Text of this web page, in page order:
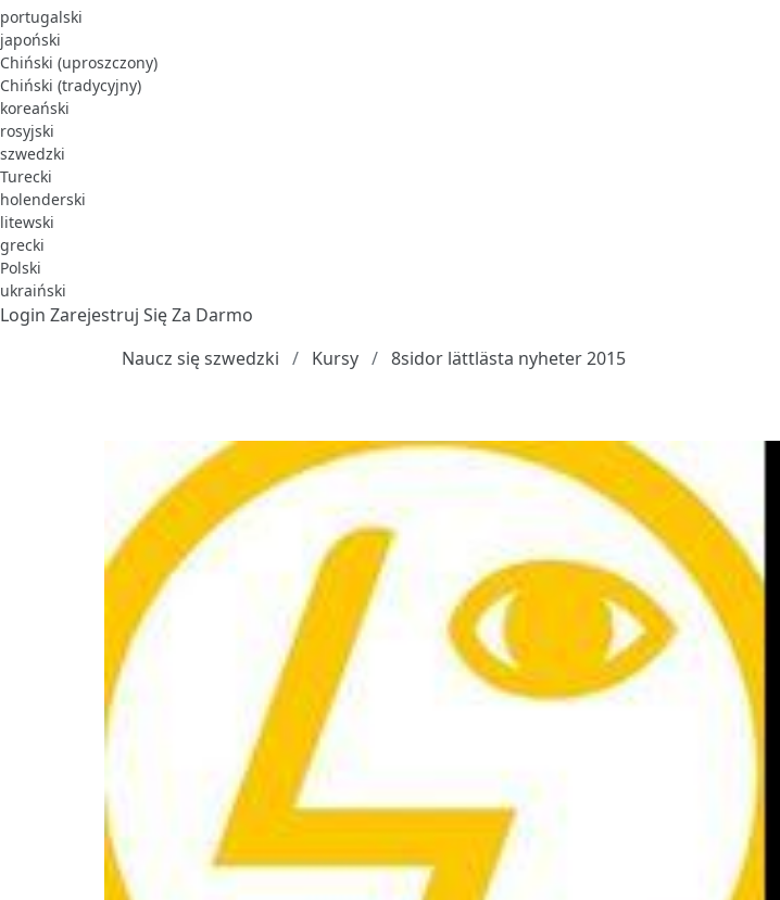
portugalski
japoński
Chiński (uproszczony)
Chiński (tradycyjny)
koreański
rosyjski
szwedzki
Turecki
holenderski
litewski
grecki
Polski
ukraiński
Login Zarejestruj Się Za Darmo
Naucz się szwedzki
Kursy 8sidor lättlästa nyheter 2015